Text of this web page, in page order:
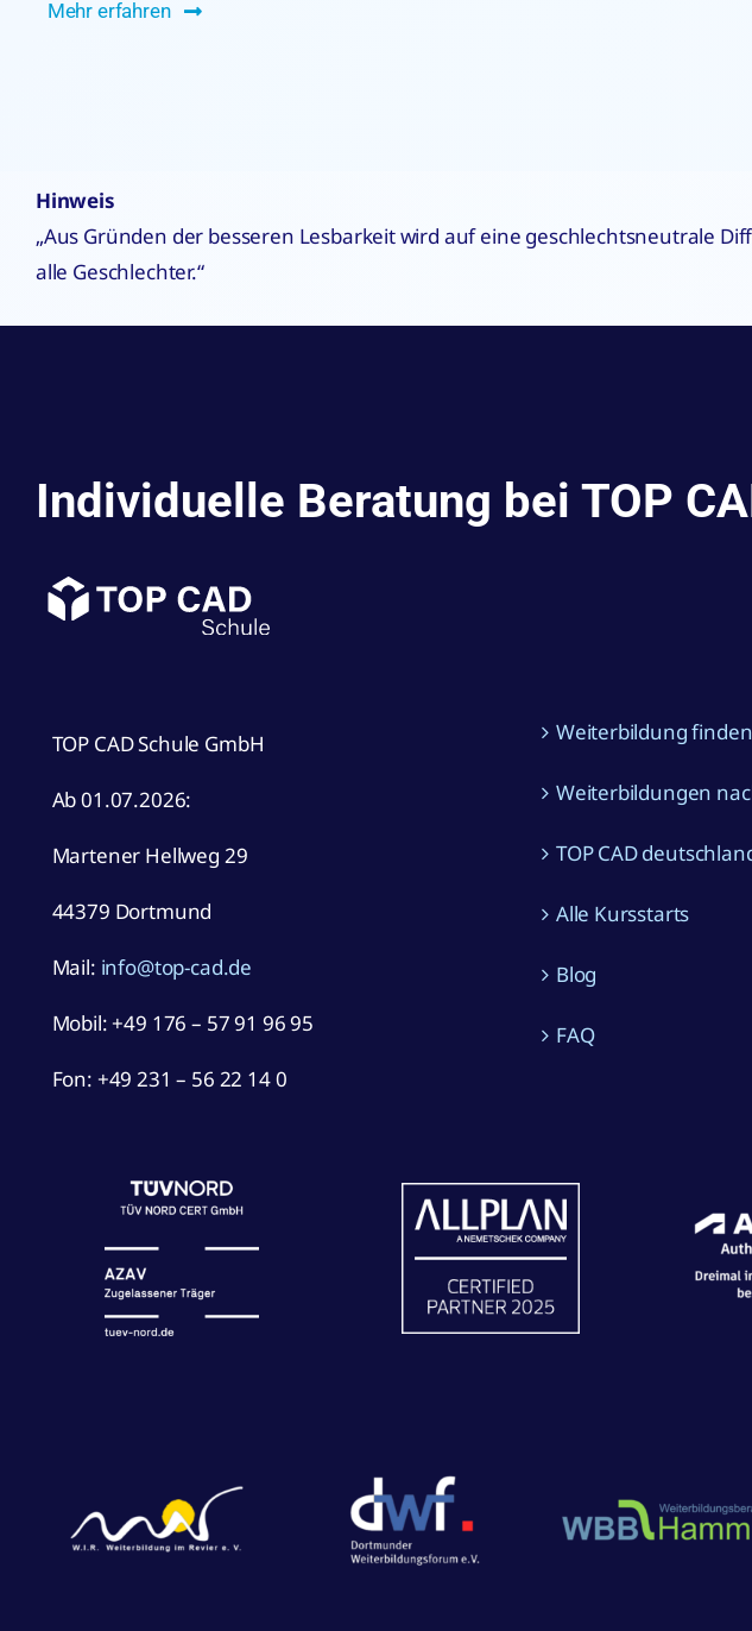
Mehr erfahren
Hinweis
„Aus Gründen der besseren Lesbarkeit wird auf eine geschlechtsneutrale
alle Geschlechter.“
Individuelle Beratung bei TOP
TOP CAD Schule GmbH
Ab 01.07.2026:
Martener Hellweg 29
44379 Dortmund
Mail: info@top-cad.de
Mobil: +49 176 – 57 91 96 95
Fon: +49 231 – 56 22 14 0
Weiterbildung finden
Weiterbildungen
TOP CAD
Alle Kursstarts
Blog
FAQ